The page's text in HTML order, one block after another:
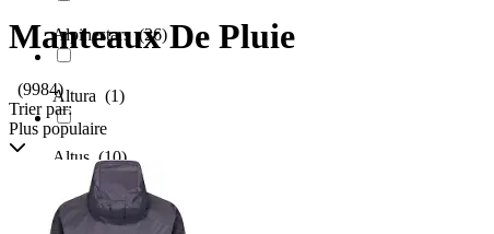
Alpinestars(26)
Altura (1)
Altus(10)
Ankerglut (3)
Manteaux De Pluie
(9984)
Trier par:
Plus populaire